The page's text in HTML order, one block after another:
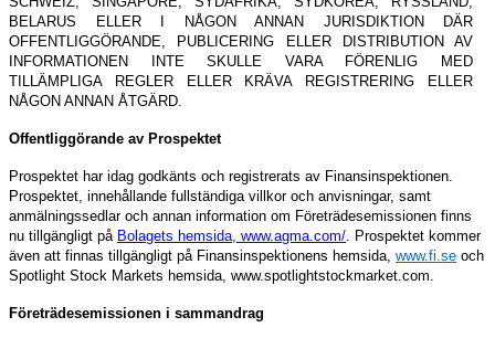
BELARUS ELLER I NÅGON ANNAN JURISDIKTION DÄR
OFFENTLIGGÖRANDE, PUBLICERING ELLER DISTRIBUTION AV
INFORMATIONEN INTE SKULLE VARA FÖRENLIG MED
TILLÄMPLIGA REGLER ELLER KRÄVA REGISTRERING ELLER
NÅGON ANNAN ÅTGÄRD.
Offentliggörande av Prospektet
Prospektet har idag godkänts och registrerats av Finansinspektionen.
Prospektet, innehållande fullständiga villkor och anvisningar, samt
anmälningssedlar och annan information om Företrädesemissionen finns
nu tillgängligt på Bolagets hemsida, www.agma.com/ . Prospektet kommer
även att finnas tillgängligt på Finansinspektionens hemsida, www.fi.se och
Spotlight Stock Markets hemsida, www.spotlightstockmarket.com.
Företrädesemissionen i sammandrag